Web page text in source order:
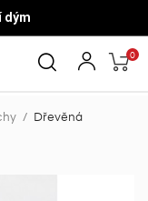
dým
0
Dřevěná